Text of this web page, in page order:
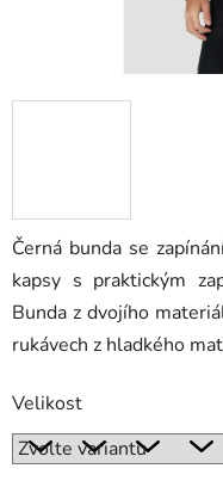
Černá bunda se
kapsy s praktickým
Bunda z dvojího
rukávech z hladkého
Velikost